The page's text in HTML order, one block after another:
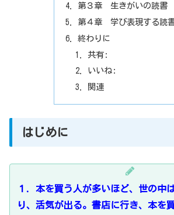
第３章 生きがいの読書
第４章 学び表現する読
終わりに
共有:
いいね:
関連
はじめに
１． 本を買う人が多いほど、世の中
り、活気が出る。 書店に行き、本を